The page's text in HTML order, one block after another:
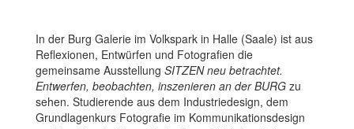
In der Burg Galerie im Volkspark in Halle (Saale) ist aus
Reflexionen, Entwürfen und Fotografien die
gemeinsame Ausstellung SITZEN neu betrachtet.
Entwerfen, beobachten, inszenieren an der BURG zu
sehen. Studierende aus dem Industriedesign, dem
Grundlagenkurs Fotografie im Kommunikationsdesign